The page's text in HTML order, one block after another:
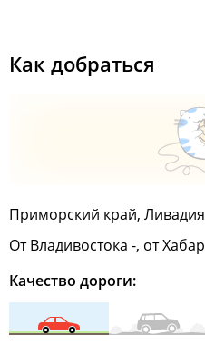
Как добраться
Приморский край, Ливадия
От Владивостока -, от
Качество дороги: